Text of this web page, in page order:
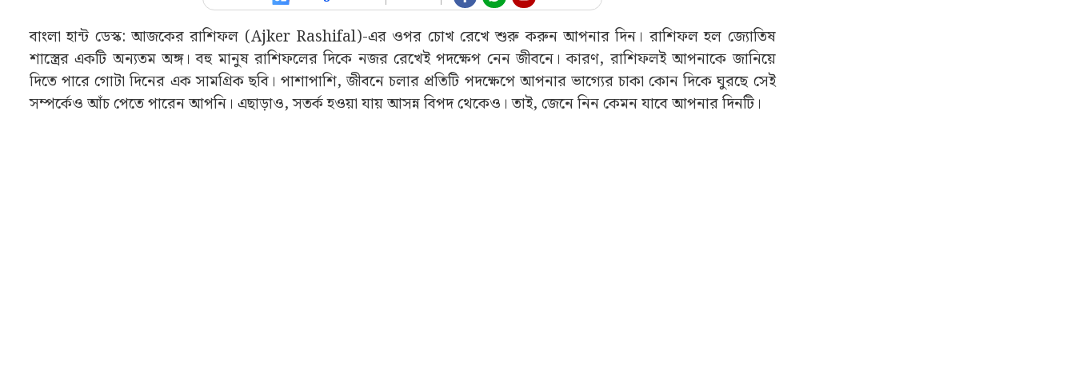
বাংলা হান্ট ডেস্ক: আজকের রাশিফল (Ajker Rashifal)-এর ওপর চোখ রেখে শুরু করুন আপনার দিন। রাশিফল হল জ্যোতিষ
শাস্ত্রের একটি অন্যতম অঙ্গ। বহু মানুষ রাশিফলের দিকে নজর রেখেই পদক্ষেপ নেন জীবনে। কারণ, রাশিফলই আপনাকে জানিয়ে
দিতে পারে গোটা দিনের এক সামগ্রিক ছবি। পাশাপাশি, জীবনে চলার প্রতিটি পদক্ষেপে আপনার ভাগ্যের চাকা কোন দিকে ঘুরছে সেই
সম্পর্কেও আঁচ পেতে পারেন আপনি। এছাড়াও, সতর্ক হওয়া যায় আসন্ন বিপদ থেকেও। তাই, জেনে নিন কেমন যাবে আপনার দিনটি।